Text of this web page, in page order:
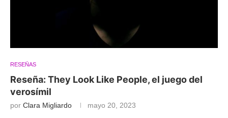
RESEÑAS
Reseña: They Look Like People, el juego del
verosímil
por Clara Migliardo mayo 20, 2023